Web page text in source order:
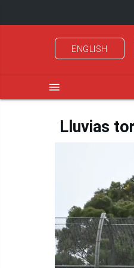
ENGLISH
menu
Lluvias